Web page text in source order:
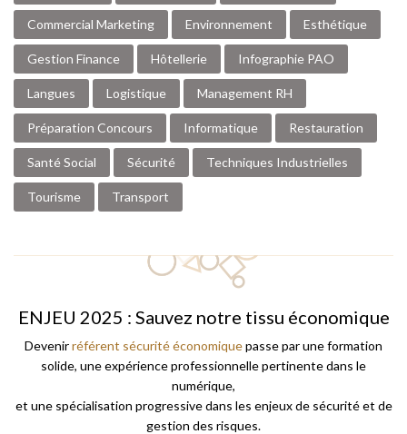
Commercial Marketing Environnement Esthétique
Gestion Finance Hôtellerie Infographie PAO
Langues Logistique Management RH
Préparation Concours Informatique Restauration
Santé Social Sécurité Techniques Industrielles
Tourisme Transport
ENJEU 2025 : Sauvez notre tissu économique
Devenirréférent sécurité économiquepasse par une formation
solide, une expérience professionnelle pertinente dans le
numérique,
et une spécialisation progressive dans les enjeux de sécurité et de
gestion des risques.